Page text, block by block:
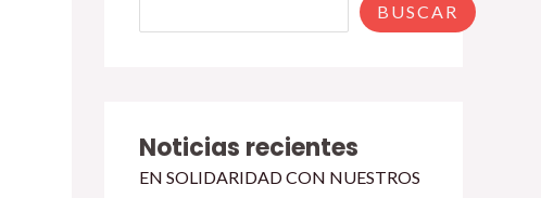
BUSCAR
Noticias recientes
EN SOLIDARIDAD CON NUESTROS